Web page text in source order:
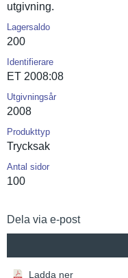
utgivning.
Lagersaldo
200
Identifierare
ET 2008:08
Utgivningsår
2008
Produkttyp
Trycksak
Antal sidor
100
Dela via e-post
Ladda ner